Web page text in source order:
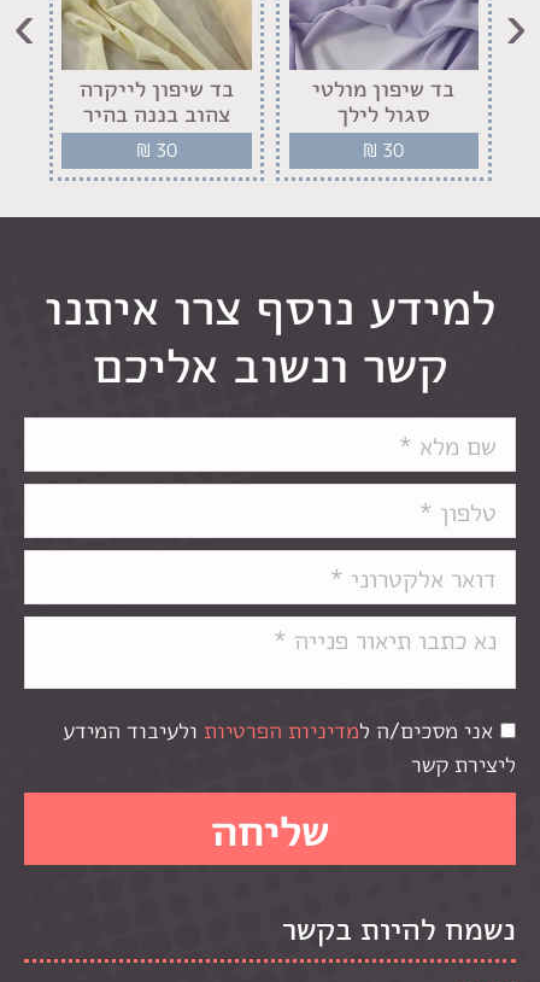
בד שיפון מולטי
סגול לילך
₪ 30
בד שיפון לייקרה
צהוב בננה בהיר
₪ 30
‹
›
למידע נוסף צרו איתנו
קשר ונשוב אליכם
אני מסכים/ה למדיניות הפרטיות ולעיבוד המידע
ליצירת קשר
נשמח להיות בקשר